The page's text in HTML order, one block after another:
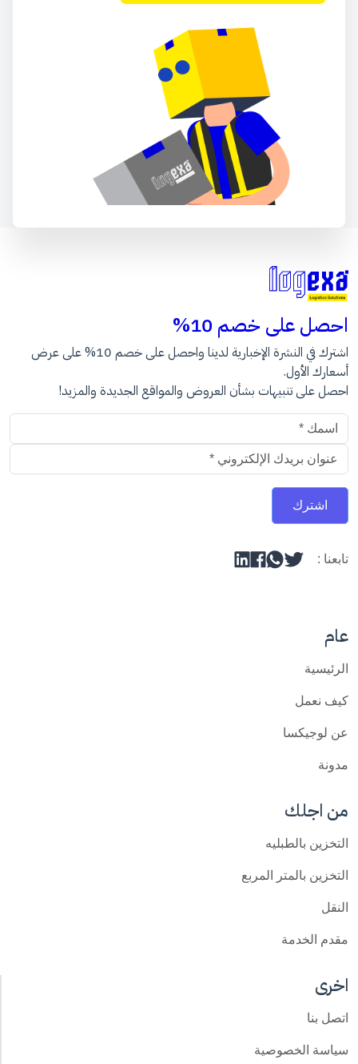
احصل على خصم 10%
اشترك في النشرة الإخبارية لدينا واحصل على خصم 10% على عرض
أسعارك الأول.
احصل على تنبيهات بشأن العروض والمواقع الجديدة والمزيد!
عنوان البريد الالكتروني
اشترك
تابعنا :
عام
الرئيسية
كيف نعمل
عن لوجيكسا
مدونة
من اجلك
التخزين بالطبليه
التخزين بالمتر المربع
النقل
مقدم الخدمة
اخرى
اتصل بنا
سياسة الخصوصية